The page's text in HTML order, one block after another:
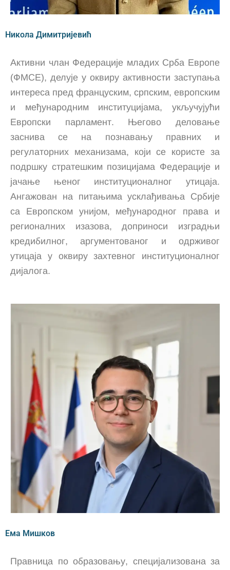
Никола Димитријевић
Активни члан Федерације младих Срба Европе
(ФМСЕ), делује у оквиру активности заступања
интереса пред француским, српским, европским
и међународним институцијама, укључујући
Европски парламент. Његово деловање
заснива се на познавању правних и
регулаторних механизама, који се користе за
подршку стратешким позицијама Федерације и
јачање њеног институционалног утицаја.
Ангажован на питањима усклађивања Србије
са Европском унијом, међународног права и
регионалних изазова, доприноси изградњи
кредибилног, аргументованог и одрживог
утицаја у оквиру захтевног институционалног
дијалога.
Ема Мишков
Правница по образовању, специјализована за